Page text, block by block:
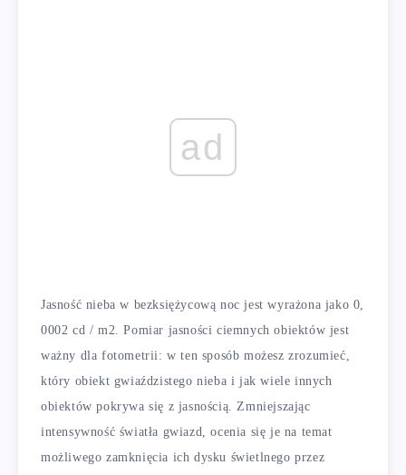
ad
Jasność nieba w bezksiężycową noc jest wyrażona jako 0,
0002 cd / m2. Pomiar jasności ciemnych obiektów jest
ważny dla fotometrii: w ten sposób możesz zrozumieć,
który obiekt gwiaździstego nieba i jak wiele innych
obiektów pokrywa się z jasnością. Zmniejszając
intensywność światła gwiazd, ocenia się je na temat
możliwego zamknięcia ich dysku świetlnego przez